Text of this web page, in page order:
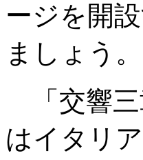
ージを開
ましょう。
「交響三
はイタリ